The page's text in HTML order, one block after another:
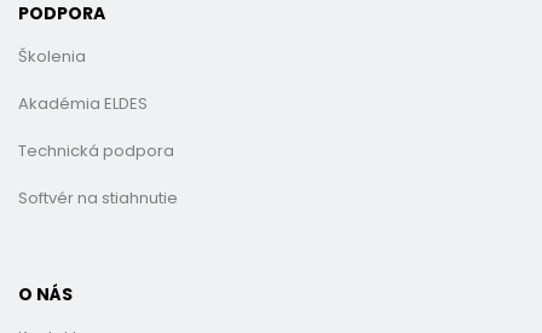
PODPORA
Školenia
Akadémia ELDES
Technická podpora
Softvér na stiahnutie
O NÁS